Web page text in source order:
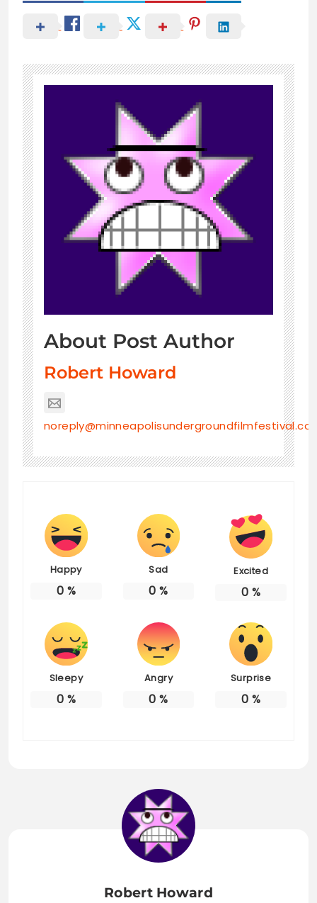
About Post Author
Robert Howard
Happy
0 %
Sad
0 %
Excited
0 %
Sleepy
0 %
Angry
0 %
Surprise
0 %
Robert Howard